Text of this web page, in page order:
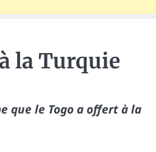
la Turquie
que le Togo a offert à la